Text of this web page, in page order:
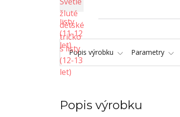
Popis výrobku Parametry
Popis výrobku